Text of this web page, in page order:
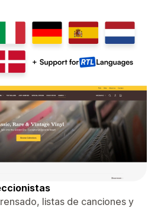
listas de canciones y